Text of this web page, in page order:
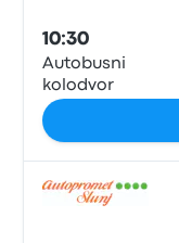
10:30
Autobusni
kolodvor